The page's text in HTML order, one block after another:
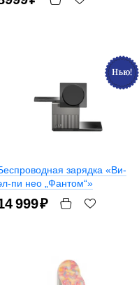
зарядка «Ви-
пи нео „Фантом“»
999₽